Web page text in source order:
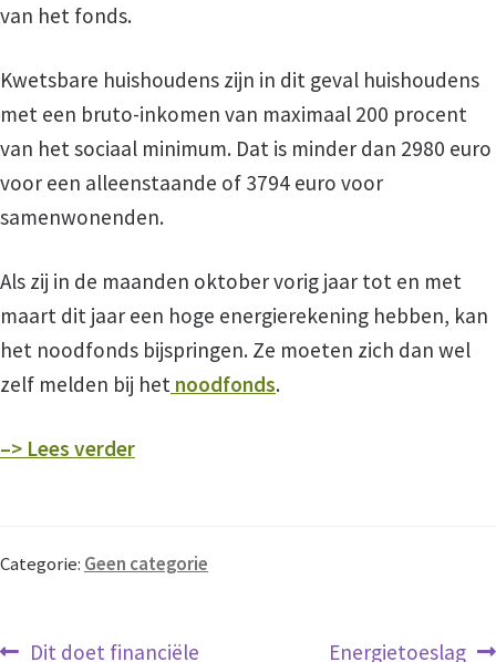
Hulp bij Belastingen
Zelfhulp
Wie zijn wij?
Beleid
Coordinatoren
van het fonds.
Kwetsbare huishoudens zijn in dit geval huishoudens
met een bruto-inkomen van maximaal 200 procent
van het sociaal minimum. Dat is minder dan 2980 euro
voor een alleenstaande of 3794 euro voor
samenwonenden.
Als zij in de maanden oktober vorig jaar tot en met
maart dit jaar een hoge energierekening hebben, kan
het noodfonds bijspringen. Ze moeten zich dan wel
zelf melden bij het noodfonds.
–> Lees verder
Categorie: Geen categorie
Bericht
Vorig
Dit doet financiële
Volgend
Energietoeslag